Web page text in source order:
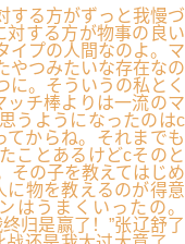
する方がずっと我慢づ
対する方が物事の良い
イプの人間なのよ。マ
やつみたいな存在なの
に。そういうの私とく
ッチ棒よりは一流のマ
うようになったのはc
からね。それまでも
ことあるけどcそのと
その子を教えてはじめ
に物を教えるのが得意
はうまくいったの。
是赢了！”张辽舒了